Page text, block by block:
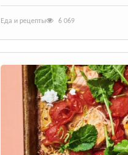
Еда и рецепты 6 069